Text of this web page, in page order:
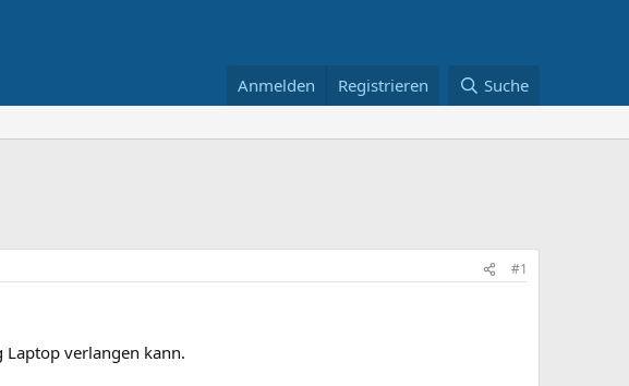
Anmelden Registrieren Suche
#1
verlangen kann.